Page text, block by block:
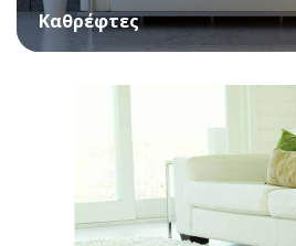
Καθρέφτες